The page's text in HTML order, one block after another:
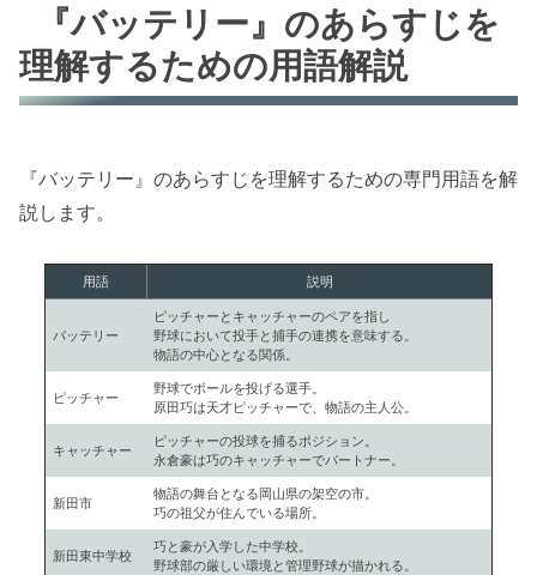
『バッテリー』のあらすじを
理解するための用語解説
『バッテリー』のあらすじを理解するための専門用語を解
説します。
用語 説明
バッテリー
ピッチャーとキャッチャーのペアを指し
野球において投手と捕手の連携を意味する。
物語の中心となる関係。
ピッチャー
野球でボールを投げる選手。
原田巧は天才ピッチャーで、物語の主人公。
キャッチャー
ピッチャーの投球を捕るポジション。
永倉豪は巧のキャッチャーでパートナー。
新田市
物語の舞台となる岡山県の架空の市。
巧の祖父が住んでいる場所。
新田東中学校
巧と豪が入学した中学校。
野球部の厳しい環境と管理野球が描かれる。